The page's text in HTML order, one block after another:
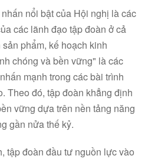
nổi bật của Hội nghị là các
các lãnh đạo tập đoàn ở cả
phẩm, kế hoạch kinh
chóng và bền vững" là các
mạnh trong các bài trình
Theo đó, tập đoàn khẳng định
vững dựa trên nền tảng năng
gần nửa thế kỷ.
tập đoàn đầu tư nguồn lực vào